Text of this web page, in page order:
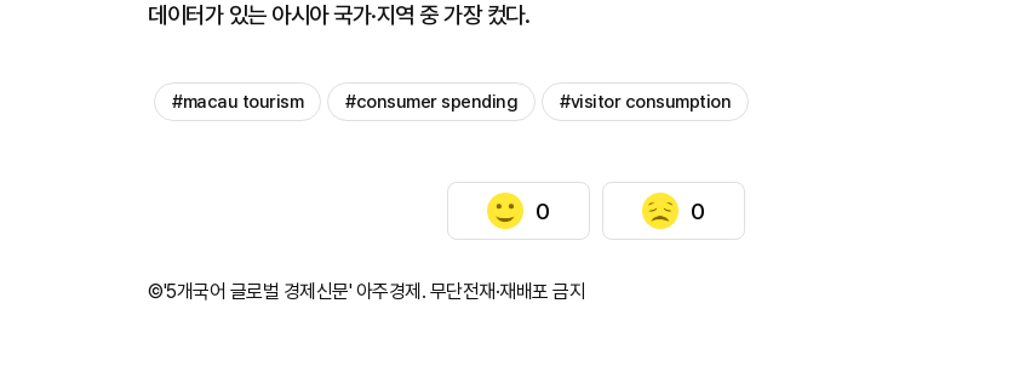
데이터가 있는 아시아 국가·지역 중 가장 컸다.
#macau tourism #consumer spending #visitor consumption
0 0
©'5개국어 글로벌 경제신문' 아주경제. 무단전재·재배포 금지